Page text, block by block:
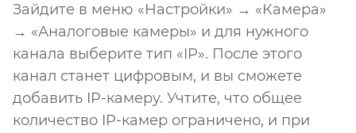
Зайдите в меню «Настройки» → «Камера»
→ «Аналоговые камеры» и для нужного
канала выберите тип «IP». После этого
канал станет цифровым, и вы сможете
добавить IP-камеру. Учтите, что общее
количество IP-камер ограничено, и при